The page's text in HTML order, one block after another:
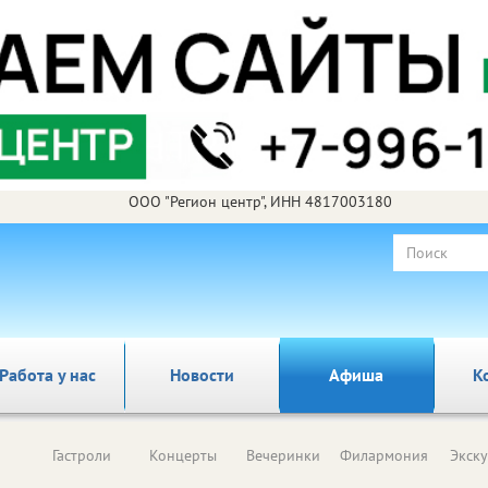
ООО "Регион центр", ИНН 4817003180
у нас Новости Афиша
Гастроли Концерты Вечеринки Филармония